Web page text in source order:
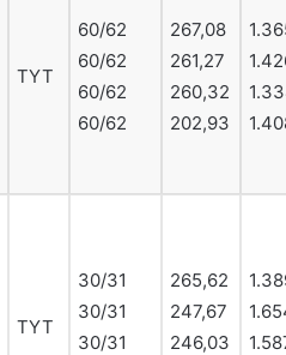
TYT
60/62
60/62
60/62
60/62
267,08
261,27
260,32
202,93
TYT
30/31
30/31
30/31
265,62
247,67
246,03